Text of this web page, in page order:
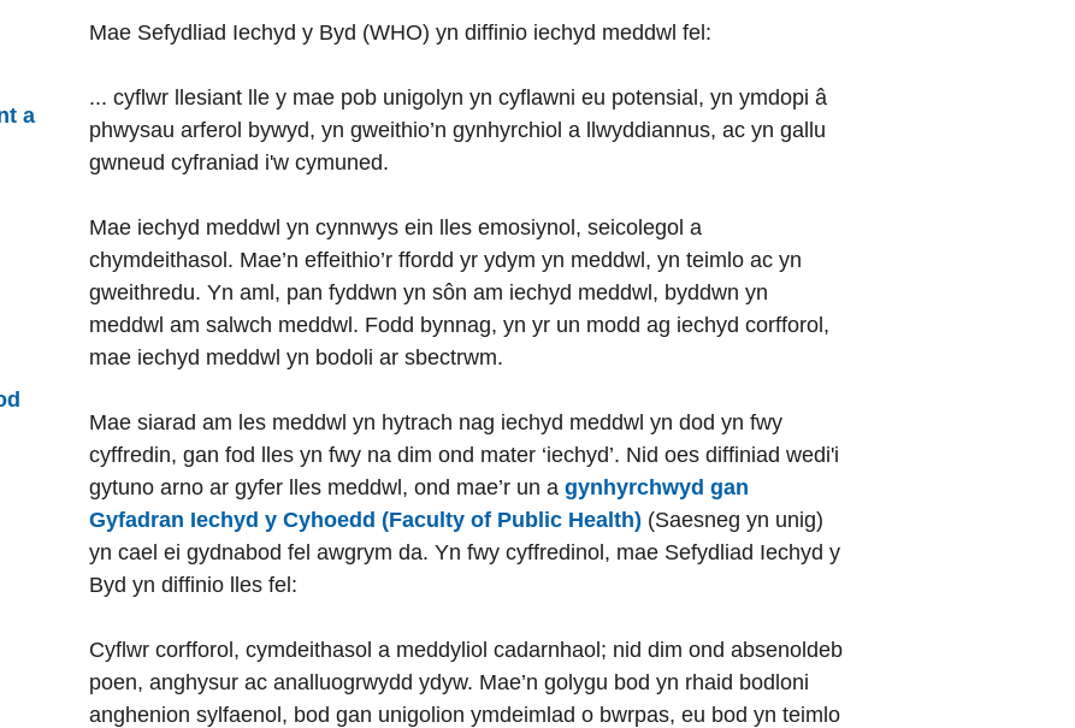
a
Mae Sefydliad Iechyd y Byd (WHO) yn diffinio iechyd meddwl fel:
... cyflwr llesiant lle y mae pob unigolyn yn cyflawni eu potensial, yn ymdopi â
phwysau arferol bywyd, yn gweithio’n gynhyrchiol a llwyddiannus, ac yn gallu
gwneud cyfraniad i'w cymuned.
Mae iechyd meddwl yn cynnwys ein lles emosiynol, seicolegol a
chymdeithasol. Mae’n effeithio’r ffordd yr ydym yn meddwl, yn teimlo ac yn
gweithredu. Yn aml, pan fyddwn yn sôn am iechyd meddwl, byddwn yn
meddwl am salwch meddwl. Fodd bynnag, yn yr un modd ag iechyd corfforol,
mae iechyd meddwl yn bodoli ar sbectrwm.
Mae siarad am les meddwl yn hytrach nag iechyd meddwl yn dod yn fwy
cyffredin, gan fod lles yn fwy na dim ond mater ‘iechyd’. Nid oes diffiniad wedi'i
gytuno arno ar gyfer lles meddwl, ond mae’r un agynhyrchwyd gan
Gyfadran Iechyd y Cyhoedd (Faculty of Public Health) (Saesneg yn unig)
yn cael ei gydnabod fel awgrym da. Yn fwy cyffredinol, mae Sefydliad Iechyd y
Byd yn diffinio lles fel:
Cyflwr corfforol, cymdeithasol a meddyliol cadarnhaol; nid dim ond absenoldeb
poen, anghysur ac analluogrwydd ydyw. Mae’n golygu bod yn rhaid bodloni
anghenion sylfaenol, bod gan unigolion ymdeimlad o bwrpas, eu bod yn teimlo